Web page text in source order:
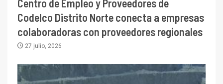
Centro de Empleo y Proveedores de
Codelco Distrito Norte conecta a empresas
colaboradoras con proveedores regionales
27 julio, 2026